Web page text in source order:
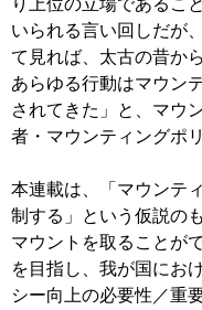
いられる言い回しだが
て見れば、太古の昔か
あらゆる行動はマウン
されてきた」と、マウ
者・マウンティングポ
本連載は、「マウンテ
制する」という仮説の
マウントを取ることが
を目指し、我が国にお
シー向上の必要性／重